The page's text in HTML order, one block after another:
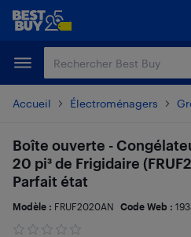
Passer
principal
Passer
Accueil Électroménagers
Boîte ouverte -
20 pi³ de Frigidaire
Parfait état
Modèle : FRUF2020AN Code Web :